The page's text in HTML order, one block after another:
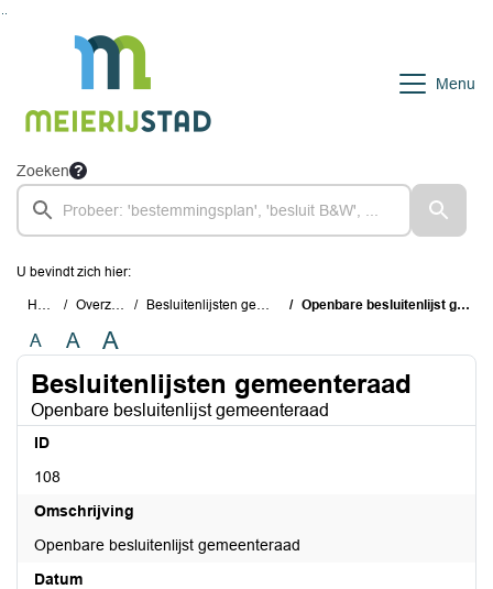
Menu
Zoeken
U bevindt zich hier:
Home Overzichten Besluitenlijsten gemeenteraad Openbare besluitenlijst gemeenteraad
A A A
Besluitenlijsten gemeenteraad
Openbare besluitenlijst gemeenteraad
ID
108
Omschrijving
Openbare besluitenlijst gemeenteraad
Datum